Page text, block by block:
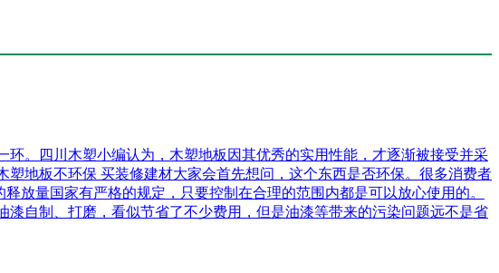
。四川木塑小编认为，木塑地板因其优秀的实用性能，才逐渐被接受并采
地板不环保 买装修建材大家会首先想问，这个东西是否环保。很多消费者
放量国家有严格的规定，只要控制在合理的范围内都是可以放心使用的。
自制、打磨，看似节省了不少费用，但是油漆等带来的污染问题远不是省